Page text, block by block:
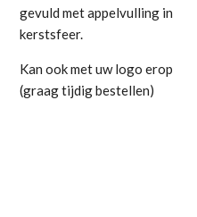
gevuld met appelvulling in
kerstsfeer.
Kan ook met uw logo erop
(graag tijdig bestellen)